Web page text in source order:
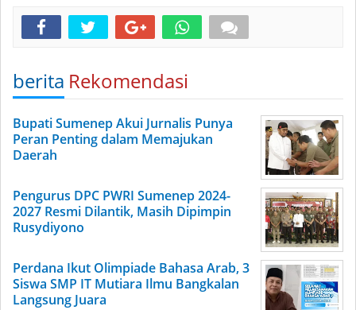
berita Rekomendasi
Bupati Sumenep Akui Jurnalis Punya
Peran Penting dalam Memajukan
Daerah
Pengurus DPC PWRI Sumenep 2024-
2027 Resmi Dilantik, Masih Dipimpin
Rusydiyono
Perdana Ikut Olimpiade Bahasa Arab, 3
Siswa SMP IT Mutiara Ilmu Bangkalan
Langsung Juara